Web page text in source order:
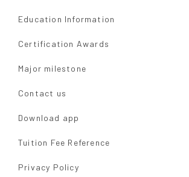
Education Information
Certification Awards
Major milestone
Contact us
Download app
Tuition Fee Reference
Privacy Policy